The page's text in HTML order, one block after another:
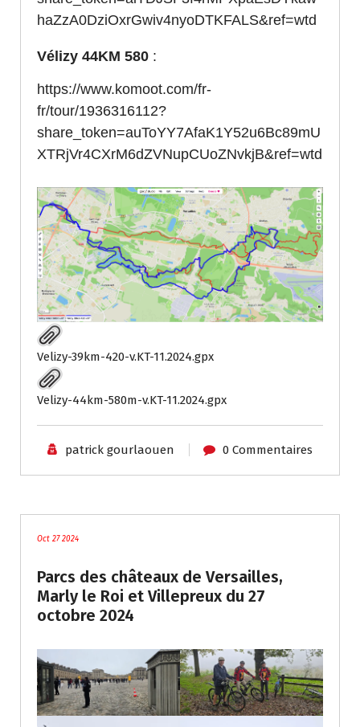
haZzA0DziOxrGwiv4nyoDTKFALS&ref=wtd
Vélizy 44KM 580 :
https://www.komoot.com/fr-
fr/tour/1936316112?
share_token=auToYY7AfaK1Y52u6Bc89mU
XTRjVr4CXrM6dZVNupCUoZNvkjB&ref=wtd
Velizy-39km-420-v.KT-11.2024.gpx
Velizy-44km-580m-v.KT-11.2024.gpx
patrick gourlaouen 0 Commentaires
Oct 27 2024
Parcs des châteaux de Versailles,
Marly le Roi et Villepreux du 27
octobre 2024